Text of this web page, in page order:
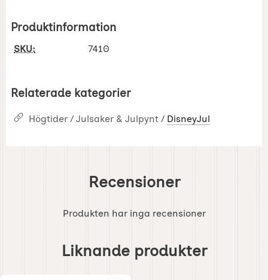
Produktinformation
SKU: 7410
Relaterade kategorier
Högtider / Julsaker & Julpynt / DisneyJul
Recensioner
Produkten har inga recensioner
Liknande produkter